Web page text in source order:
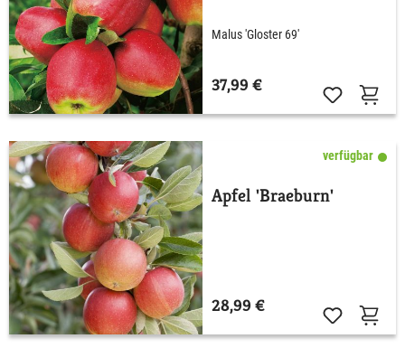
Malus 'Gloster 69'
37,99 €
verfügbar
Apfel 'Braeburn'
28,99 €